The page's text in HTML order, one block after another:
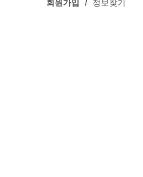
회원가입 / 정보찾기